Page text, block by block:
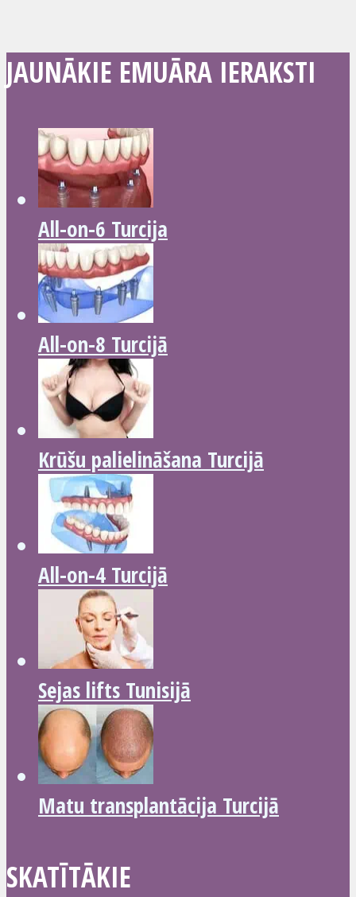
JAUNĀKIE EMUĀRA IERAKSTI
All-on-6 Turcija
All-on-8 Turcijā
Krūšu palielināšana Turcijā
All-on-4 Turcijā
Sejas lifts Tunisijā
Matu transplantācija Turcijā
SKATĪTĀKIE